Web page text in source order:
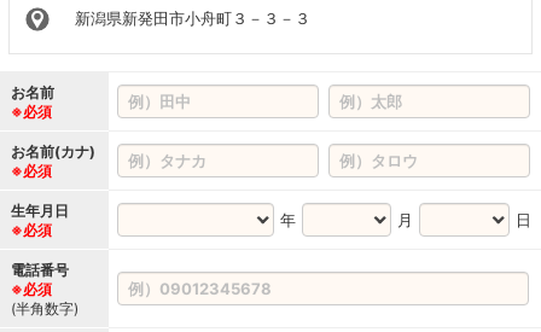
新潟県新発田市小舟町３－３－３
お名前
※必須
お名前(カナ)
※必須
生年月日
※必須
年 月 日
電話番号
※必須
(半角数字)